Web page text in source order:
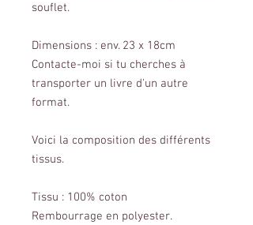
souflet.
Dimensions : env. 23 x 18cm
Contacte-moi si tu cherches à
transporter un livre d'un autre
format.
Voici la composition des différents
tissus.
Tissu : 100% coton
Rembourrage en polyester.